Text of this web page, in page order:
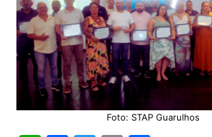
Foto: STAP Guarulhos